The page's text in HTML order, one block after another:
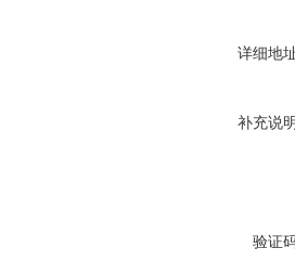
详细地
补充说
验证